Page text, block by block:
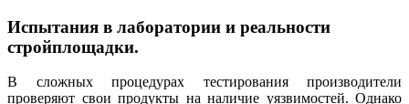
Испытания в лаборатории и реальности
стройплощадки.
В сложных процедурах тестирования производители
проверяют свои продукты на наличие уязвимостей. Однако